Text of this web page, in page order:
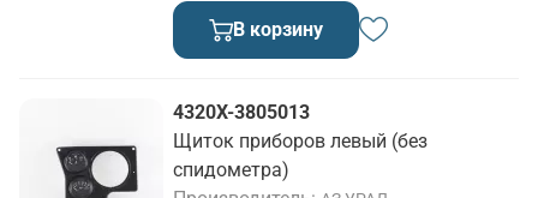
В корзину
4320Х-3805013
Щиток приборов левый (без
спидометра)